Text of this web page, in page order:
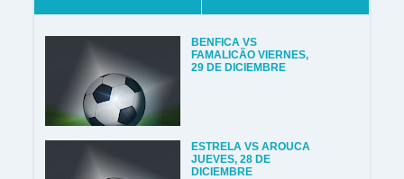
BENFICA VS
FAMALICÃO VIERNES,
29 DE DICIEMBRE
ESTRELA VS AROUCA
JUEVES, 28 DE
DICIEMBRE